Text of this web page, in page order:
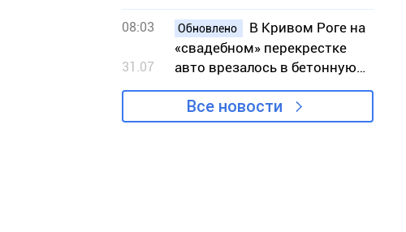
выходные августа
08:03
31.07
Обновлено
В Кривом Роге на
«свадебном» перекрестке
авто врезалось в бетонную
конструкцию
Все новости